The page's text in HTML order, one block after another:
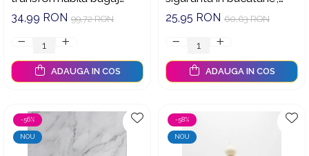
extensibil, umplere cu
fara umplutura
99,72 RON
34,99 RON
ADAUGA IN COS
pentru fructe si legume,
antitaiere, model
Dinozaur
60,63 RON
25,95 RON
ADAUGA IN COS
-56%
NOU
-58%
NOU